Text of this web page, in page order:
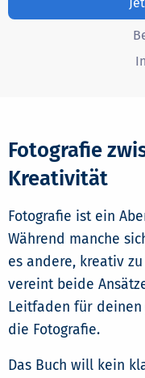
Fotografie
Kreativität
Fotografie ist ein
Während manche
es andere, kreativ
vereint beide
Leitfaden für deinen
die Fotografie.
Das Buch will kein